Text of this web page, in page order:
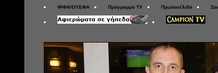
ΦΙΦΑ/ΟΥΕΦΑ Πρόγραμμα TV Πρωτοσέλιδα